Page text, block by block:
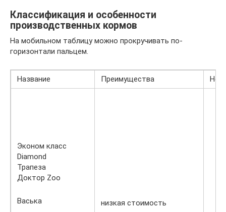
Классификация и особенности
производственных кормов
На мобильном таблицу можно прокручивать по-
горизонтали пальцем.
Название Преимущества
Эконом класс
Diamond
Трапеза
Доктор Zoo
Васька низкая стоимость